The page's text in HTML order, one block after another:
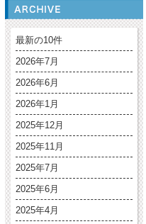
最新の10件
2026年7月
2026年6月
2026年1月
2025年12月
2025年11月
2025年7月
2025年6月
2025年4月